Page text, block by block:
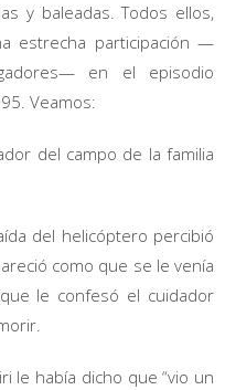
y baleadas. Todos ellos,
estrecha participación —
en el episodio
Veamos:
del campo de la familia
del helicóptero percibió
como que se le venía
le confesó el cuidador
le había dicho que “vio un